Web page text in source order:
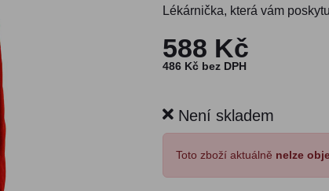
Lékárnička, která vám
588 Kč
486 Kč bez DPH
Není skladem
Toto zboží aktuálně nelze